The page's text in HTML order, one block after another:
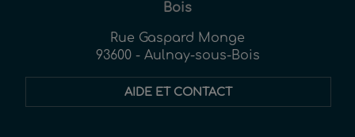
Bois
Rue Gaspard Monge
93600 - Aulnay-sous-Bois
AIDE ET CONTACT